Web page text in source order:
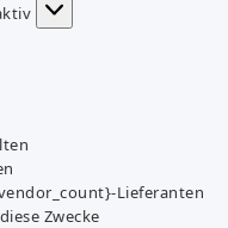
Lieferanten
Zwecke